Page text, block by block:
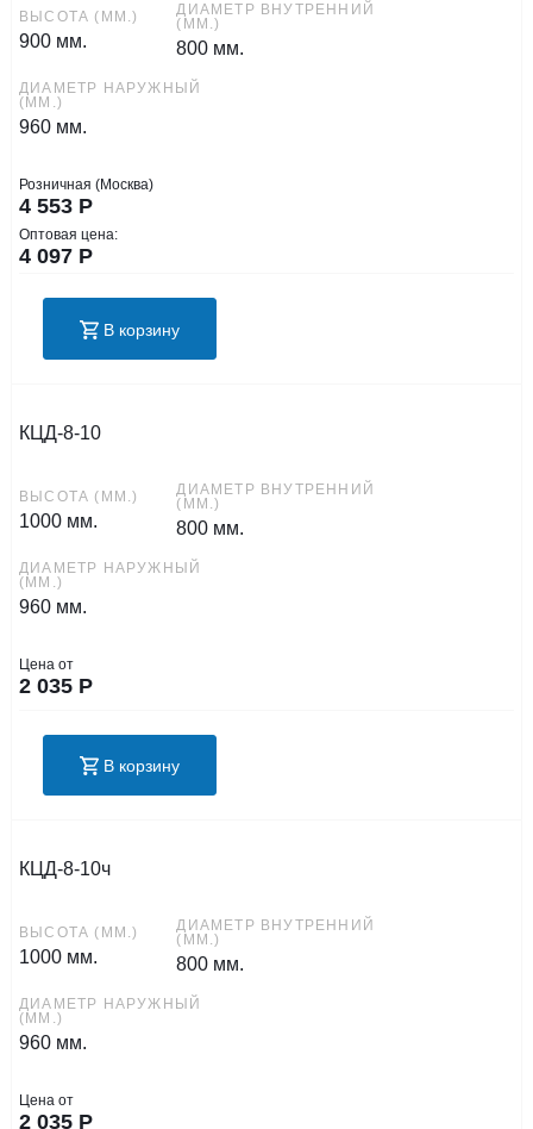
ВЫСОТА (ММ.)
900 мм.
ДИАМЕТР ВНУТРЕННИЙ
(ММ.)
800 мм.
ДИАМЕТР НАРУЖНЫЙ
(ММ.)
960 мм.
Розничная (Москва)
4 553 Р
Оптовая цена:
4 097 Р
В корзину
КЦД-8-10
ВЫСОТА (ММ.)
1000 мм.
ДИАМЕТР ВНУТРЕННИЙ
(ММ.)
800 мм.
ДИАМЕТР НАРУЖНЫЙ
(ММ.)
960 мм.
Цена от
2 035 Р
В корзину
КЦД-8-10ч
ВЫСОТА (ММ.)
1000 мм.
ДИАМЕТР ВНУТРЕННИЙ
(ММ.)
800 мм.
ДИАМЕТР НАРУЖНЫЙ
(ММ.)
960 мм.
Цена от
2 035 Р